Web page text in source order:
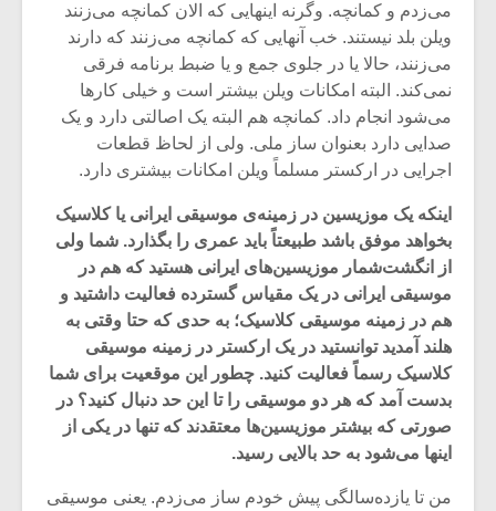
می‌زدم و کمانچه. وگرنه اینهایی که الان کمانچه می‌زنند
ویلن بلد نیستند. خب آنهایی که کمانچه می‌زنند که دارند
می‌زنند،‌ حالا یا در جلوی جمع و یا ضبط برنامه فرقی
نمی‌کند. البته امکانات ویلن بیشتر است و خیلی کارها
می‌شود انجام داد. کمانچه هم البته یک اصالتی دارد و یک
صدایی دارد بعنوان ساز ملی. ولی از لحاظ قطعات
اجرایی در ارکستر مسلماً ویلن امکانات بیشتری دارد.
اینکه یک موزیسین در زمینه‌ی موسیقی ایرانی یا کلاسیک
بخواهد موفق باشد طبیعتاً باید عمری را بگذارد. شما ولی
از انگشت‌شمار موزیسین‌های ایرانی هستید که هم در
موسیقی ایرانی در یک مقیاس گسترده فعالیت داشتید و
هم در زمینه‌ موسیقی کلاسیک؛ به حدی که حتا وقتی به
هلند آمدید توانستید در یک ارکستر در زمینه موسیقی
کلاسیک رسماً فعالیت کنید. چطور این موقعیت برای شما
بدست آمد که هر دو موسیقی را تا این حد دنبال کنید؟ در
صورتی که بیشتر موزیسین‌ها معتقدند که تنها در یکی از
اینها می‌شود به حد بالایی رسید.
من تا یازده‌سالگی پیش خودم ساز می‌زدم. یعنی موسیقی